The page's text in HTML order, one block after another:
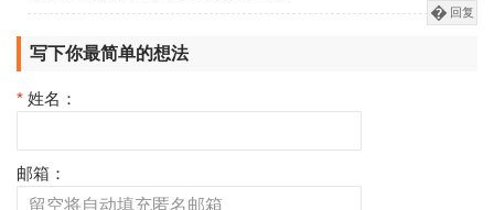
回复
写下你最简单的想法
* 姓名：
邮箱：